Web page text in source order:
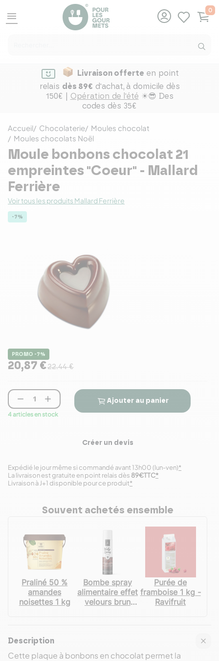
menu
0
Livraison offerte en point
relais dès 89€ d'achat, à domicile dès
150€ | Opération de l'été ☀😎 Des
codes dès 35€
Accueil Chocolaterie
Moules chocolat
Moules chocolats Noël
Moule bonbons chocolat 21
empreintes "Coeur" - Mallard
Ferrière
Voir tous les produits Mallard Ferrière
-7%
PROMO -7%
20,87 €22.44 €
 
4 articles en stock
Ajouter au panier
Créer un devis
Expédié le jour même si commandé avant 13h00 (lun-ven)*
Livraison à J+1 disponible pour ce produit*
La livraison est gratuite en point relais dès 89€TTC*
Souvent achetés ensemble
Praliné 50 %
amandes
noisettes 1 kg
Bombe spray
alimentaire effet
velours brun
Purée de
framboise 1 kg -
Ravifruit
Description
Cette plaque à bonbons en chocolat permet la